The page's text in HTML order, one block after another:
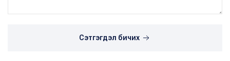
Сэтгэгдэл бичих